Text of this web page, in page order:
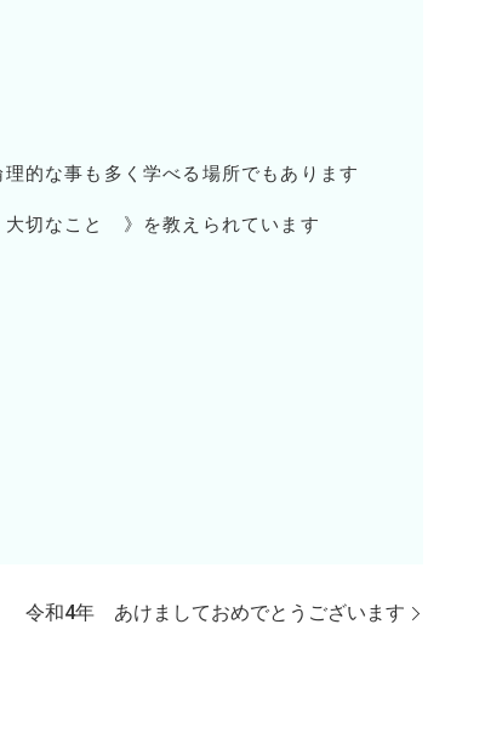
的な事も多く学べる場所でもあります
切なこと 》を教えられています
令和4年 あけましておめでとうございます